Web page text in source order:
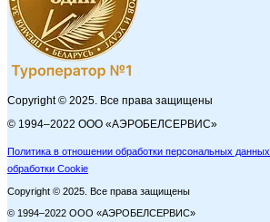
Copyright © 2025. Все права защищены
© 1994–2022 ООО «АЭРОБЕЛСЕРВИС»
Политика в отношении обработки персональных данных
обработки Cookie
Copyright © 2025. Все права защищены
© 1994–2022 ООО «АЭРОБЕЛСЕРВИС»